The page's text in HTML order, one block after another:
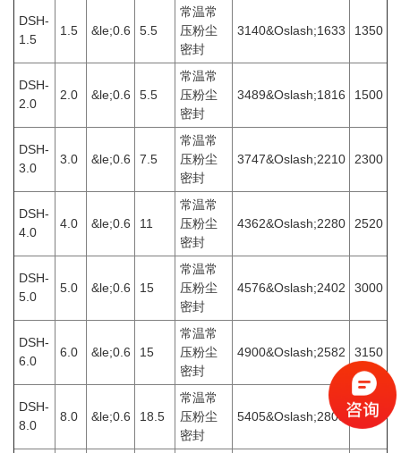
DSH-
1.5
1.5 &le;0.6 5.5
常温常
压粉尘
密封
3140&Oslash;1633 1350
DSH-
2.0
2.0 &le;0.6 5.5
常温常
压粉尘
密封
3489&Oslash;1816 1500
DSH-
3.0
3.0 &le;0.6 7.5
常温常
压粉尘
密封
3747&Oslash;2210 2300
DSH-
4.0
4.0 &le;0.6 11
常温常
压粉尘
密封
4362&Oslash;2280 2520
DSH-
5.0
5.0 &le;0.6 15
常温常
压粉尘
密封
4576&Oslash;2402 3000
DSH-
6.0
6.0 &le;0.6 15
常温常
压粉尘
密封
4900&Oslash;2582 3150
DSH-
8.0
8.0 &le;0.6 18.5
常温常
压粉尘
密封
5405&Oslash;2805 4500